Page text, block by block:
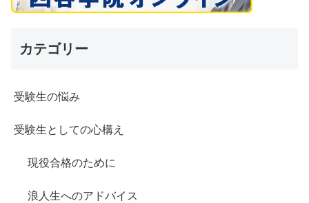
カテゴリー
受験生の悩み
受験生としての心構え
現役合格のために
浪人生へのアドバイス